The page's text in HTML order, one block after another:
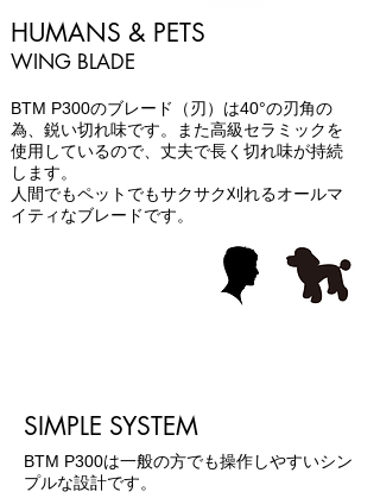
HUMANS & PETS
WING BLADE
BTM P300のブレード（刃）は40°の刃角の
為、鋭い切れ味です。また高級セラミックを
使用しているので、丈夫で長く切れ味が持続
します。
​人間でもペットでもサクサク刈れるオールマ
イティなブレードです。
SIMPLE SYSTEM
BTM P300は一般の方でも操作しやすいシン
プルな設計です。